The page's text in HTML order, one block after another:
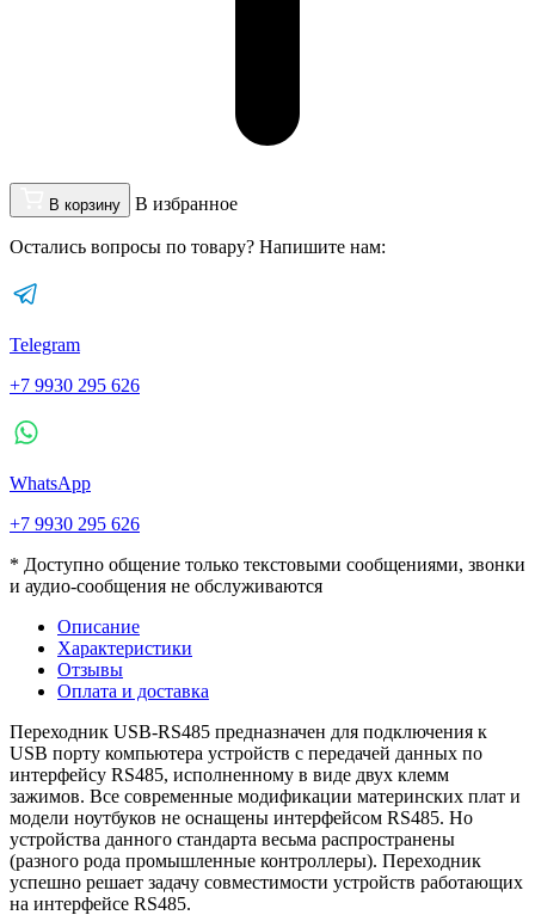
В корзину В избранное
Остались вопросы по товару? Напишите нам:
Telegram
+7 9930 295 626
WhatsApp
+7 9930 295 626
* Доступно общение только текстовыми сообщениями, звонки
и аудио-сообщения не обслуживаются
Описание
Характеристики
Отзывы
Оплата и доставка
Переходник USB-RS485 предназначен для подключения к
USB порту компьютера устройств с передачей данных по
интерфейсу RS485, исполненному в виде двух клемм
зажимов. Все современные модификации материнских плат и
модели ноутбуков не оснащены интерфейсом RS485. Но
устройства данного стандарта весьма распространены
(разного рода промышленные контроллеры). Переходник
успешно решает задачу совместимости устройств работающих
на интерфейсе RS485.